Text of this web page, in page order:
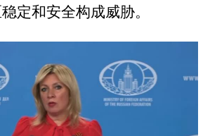
定和安全构成威胁。